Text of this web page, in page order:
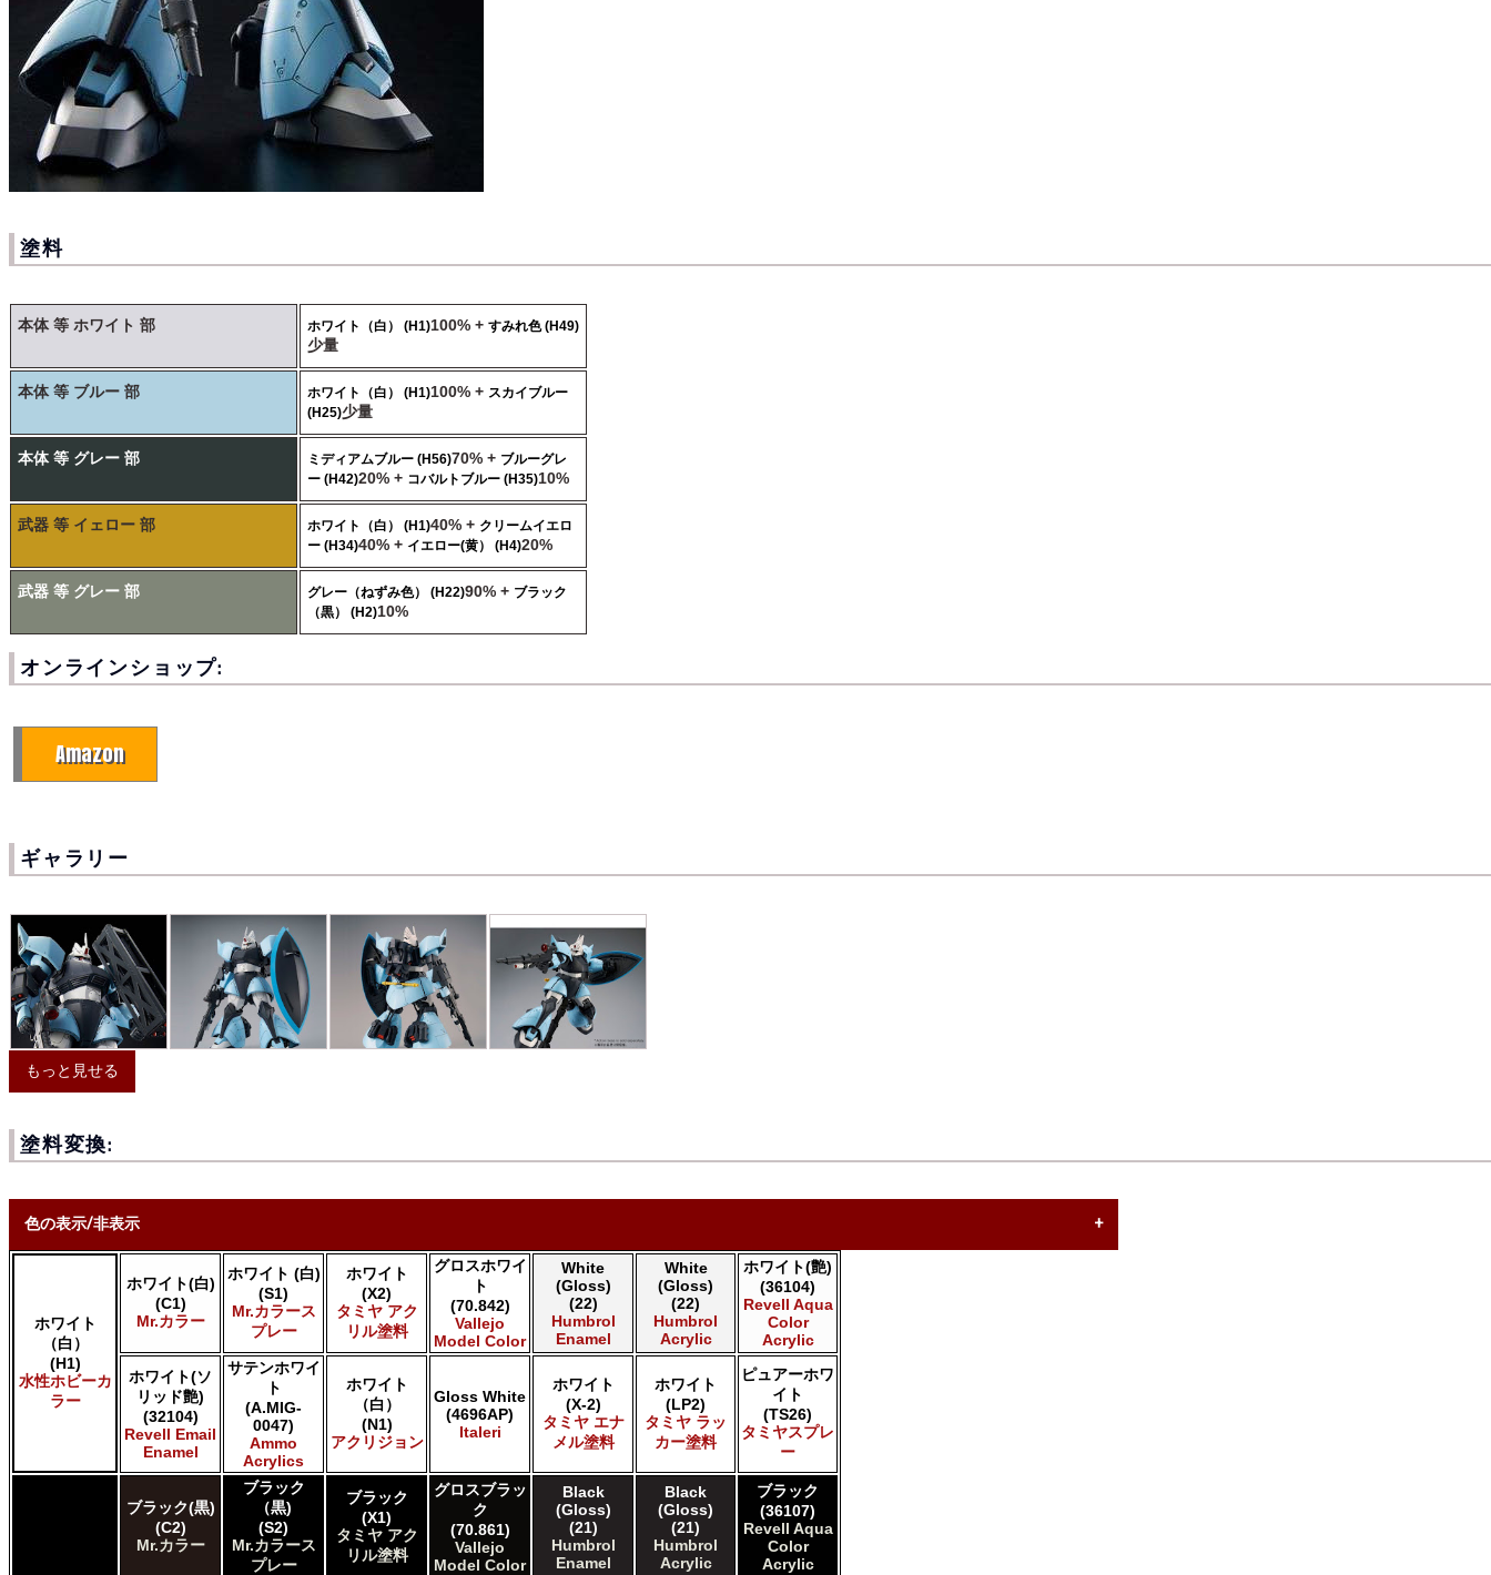
塗料
本体 等 ホワイト 部 ホワイト（白） (H1)100% + すみれ色 (H49)
少量
本体 等 ブルー 部 ホワイト（白） (H1)100% + スカイブルー
(H25)少量
本体 等 グレー 部 ミディアムブルー (H56)70% + ブルーグレ
ー (H42)20% + コバルトブルー (H35)10%
武器 等 イェロー 部 ホワイト（白） (H1)40% + クリームイエロ
ー (H34)40% + イエロー(黄） (H4)20%
武器 等 グレー 部 グレー（ねずみ色） (H22)90% + ブラック
（黒） (H2)10%
オンラインショップ:
Amazon
ギャラリー
もっと見せる
塗料変換:
色の表示/非表示
* ボックスをオン/オフにして、同等の色を見つけやすくします。
Uncheck ALL
AK INTERACTIVE AK 3rd Gen Acrylics
AK INTERACTIVE AK Acrylics
AK INTERACTIVE AK Real Color
ALCLAD II ALCLAD II
AMMO by Mig Jimenez Ammo Acrylics
Acrylicos Vallejo Vallejo Game Air
Acrylicos Vallejo Vallejo Game Color
Acrylicos Vallejo Vallejo Liquid Gold
Acrylicos Vallejo Vallejo Mecha Color
Acrylicos Vallejo Vallejo Metal Color
Acrylicos Vallejo Vallejo Model Air
ホワイト
（白）
(H1)
水性ホビーカ
ラー
ホワイト(白)
(C1)
Mr.カラー
ホワイト (白)
(S1)
Mr.カラース
プレー
ホワイト
(X2)
タミヤ アク
リル塗料
グロスホワイ
ト
(70.842)
Vallejo
Model Color
White
(Gloss)
(22)
Humbrol
Enamel
White
(Gloss)
(22)
Humbrol
Acrylic
ホワイト(艶)
(36104)
Revell Aqua
Color
Acrylic
ホワイト(ソ
リッド艶)
(32104)
Revell Email
Enamel
サテンホワイ
ト
(A.MIG-
0047)
Ammo
Acrylics
ホワイト
（白）
(N1)
アクリジョン
Gloss White
(4696AP)
Italeri
ホワイト
(X-2)
タミヤ エナ
メル塗料
ホワイト
(LP2)
タミヤ ラッ
カー塗料
ピュアーホワ
イト
(TS26)
タミヤスプレ
ー
ブラック(黒)
(C2)
Mr.カラー
ブラック
（黒)
(S2)
Mr.カラース
プレー
ブラック
(X1)
タミヤ アク
リル塗料
グロスブラッ
ク
(70.861)
Vallejo
Model Color
Black
(Gloss)
(21)
Humbrol
Enamel
Black
(Gloss)
(21)
Humbrol
Acrylic
ブラック
(36107)
Revell Aqua
Color
Acrylic